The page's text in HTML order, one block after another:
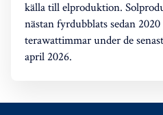
källa till elproduktion.
nästan fyrdubblats sedan
terawattimmar under de
april 2026.